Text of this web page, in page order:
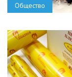
Общество